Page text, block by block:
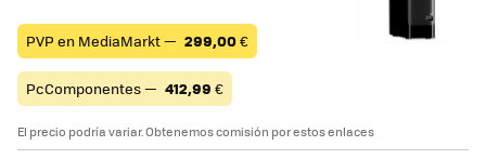
PVP en MediaMarkt — 299,00€
PcComponentes — 412,99 €
El precio podría variar. Obtenemos comisión por estos enlaces